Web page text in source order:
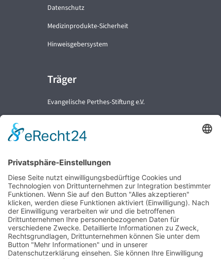
Datenschutz
Medizinprodukte-Sicherheit
Hinweisgebersystem
Träger
Evangelische Perthes-Stiftung e.V.
Partner